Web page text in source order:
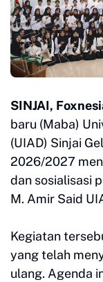
SINJAI,
baru (Maba)
(UIAD) Sinjai
2026/2027
dan sosialisasi
M. Amir Said
Kegiatan
yang telah
ulang. Agenda